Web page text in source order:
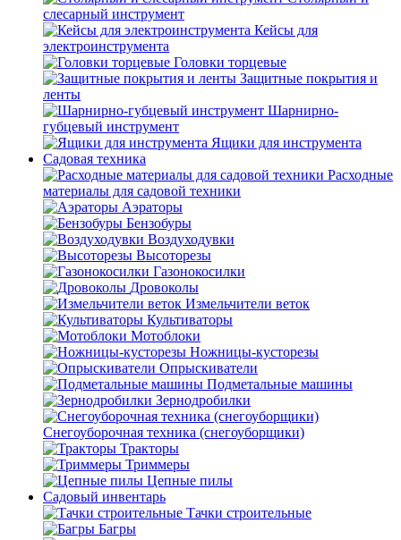
слесарный инструмент
Кейсы для
электроинструмента
Головки торцевые
Защитные покрытия и
ленты
Шарнирно-
губцевый инструмент
Ящики для инструмента
Садовая техника
Расходные
материалы для садовой техники
Аэраторы
Бензобуры
Воздуходувки
Высоторезы
Газонокосилки
Дровоколы
Измельчители веток
Культиваторы
Мотоблоки
Ножницы-кусторезы
Опрыскиватели
Подметальные машины
Зернодробилки
Снегоуборочная техника (снегоуборщики)
Тракторы
Триммеры
Цепные пилы
Садовый инвентарь
Тачки строительные
Багры